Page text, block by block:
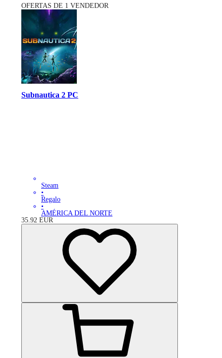
OFERTAS DE 1 VENDEDOR
Subnautica 2 PC
Steam
•
Regalo
•
AMÉRICA DEL NORTE
35.92 EUR